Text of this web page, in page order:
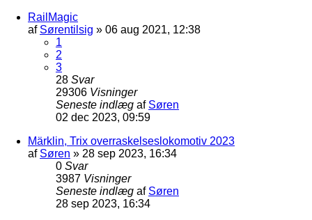
RailMagic
af Sørentilsig » 06 aug 2021, 12:38
1
2
3
28 Svar
29306 Visninger
Seneste indlæg af Søren
02 dec 2023, 09:59
Märklin, Trix overraskelseslokomotiv 2023
af Søren » 28 sep 2023, 16:34
0 Svar
3987 Visninger
Seneste indlæg af Søren
28 sep 2023, 16:34